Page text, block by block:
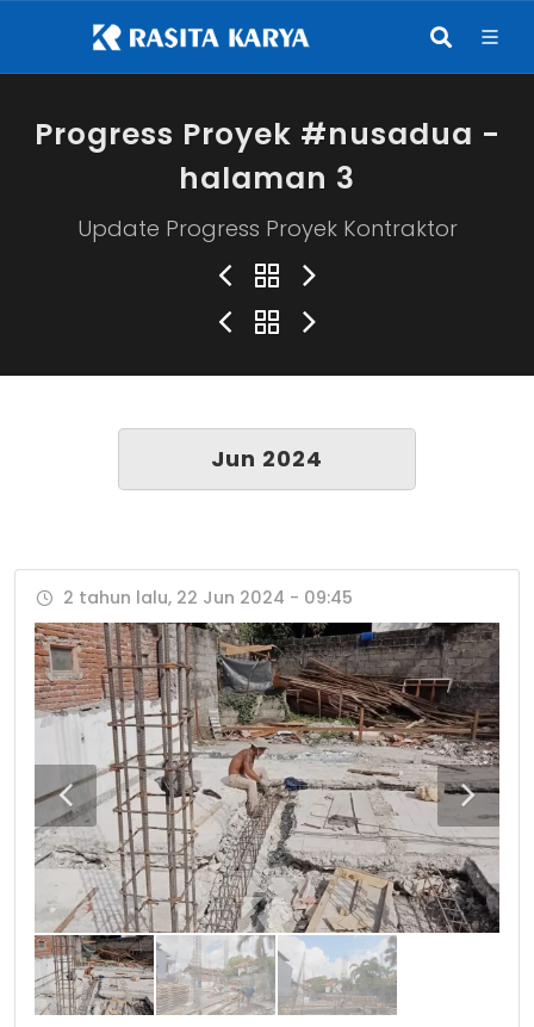
Progress Proyek #nusadua -
halaman 3
Update Progress Proyek Kontraktor
Jun 2024
2 tahun lalu, 22 Jun 2024 - 09:45